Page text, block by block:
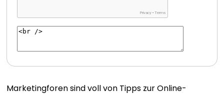
Marketingforen sind voll von Tipps zur Online-